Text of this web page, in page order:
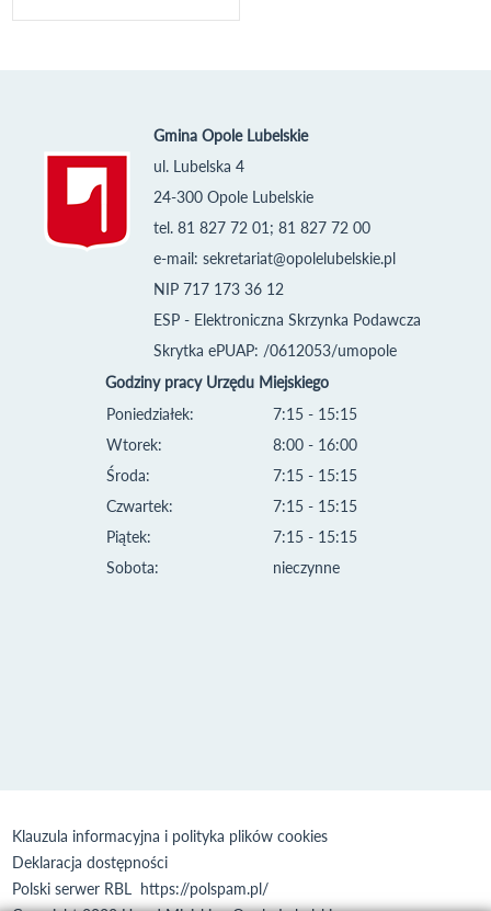
Gmina Opole Lubelskie
ul. Lubelska 4
24-300 Opole Lubelskie
tel. 81 827 72 01; 81 827 72 00
e-mail: sekretariat@opolelubelskie.pl
NIP 717 173 36 12
ESP - Elektroniczna Skrzynka Podawcza
Skrytka ePUAP: /0612053/umopole
Godziny pracy Urzędu Miejskiego
Poniedziałek:
Wtorek:
Środa:
Czwartek:
Piątek:
Sobota:
7:15 - 15:15
8:00 - 16:00
7:15 - 15:15
7:15 - 15:15
7:15 - 15:15
nieczynne
Klauzula informacyjna i polityka plików cookies
Deklaracja dostępności
Polski serwer RBL https://polspam.pl/